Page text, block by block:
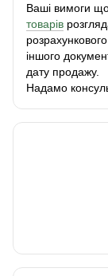
Ваші вимоги
товарів
іншого
дату продажу.
Надамо